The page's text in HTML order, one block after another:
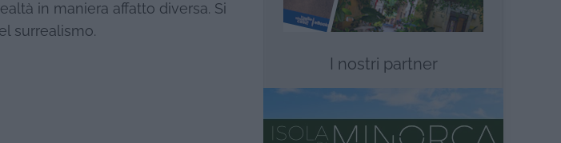
in maniera affatto diversa. Si
surrealismo.
I nostri partner